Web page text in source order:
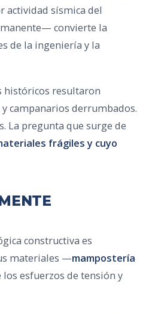
actividad sísmica del
convierte la
de la ingeniería y la
históricos resultaron
campanarios derrumbados.
La pregunta que surge de
frágiles y cuyo
constructiva es
materiales —mampostería
esfuerzos de tensión y